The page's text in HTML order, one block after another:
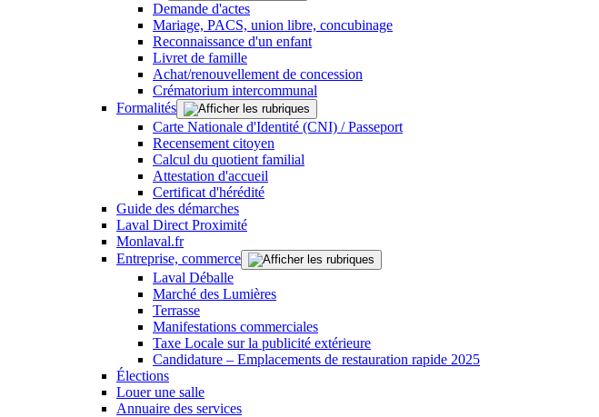
Demande d'actes
Mariage, PACS, union libre, concubinage
Reconnaissance d'un enfant
Livret de famille
Achat/renouvellement de concession
Crématorium intercommunal
Formalités
Carte Nationale d'Identité (CNI) / Passeport
Recensement citoyen
Calcul du quotient familial
Attestation d'accueil
Certificat d'hérédité
Guide des démarches
Laval Direct Proximité
Monlaval.fr
Entreprise, commerce
Laval Déballe
Marché des Lumières
Terrasse
Manifestations commerciales
Taxe Locale sur la publicité extérieure
Candidature – Emplacements de restauration rapide 2025
Élections
Louer une salle
Annuaire des services